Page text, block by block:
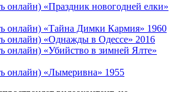
онлайн) «Праздник новогодней елки»
онлайн) «Тайна Димки Кармия» 1960
онлайн) «Однажды в Одессе» 2016
онлайн) «Убийство в зимней Ялте»
онлайн) «Лымеривна» 1955